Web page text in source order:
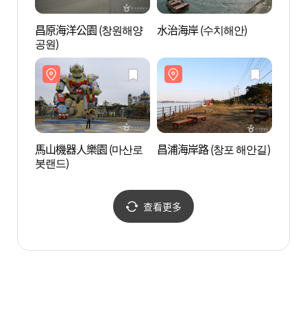
昌原海洋公園 (창원해양
공원)
水治海岸 (수치해안)
馬山機器人樂園 (마산로
봇랜드)
昌浦海岸路 (창포 해안길)
查看更多